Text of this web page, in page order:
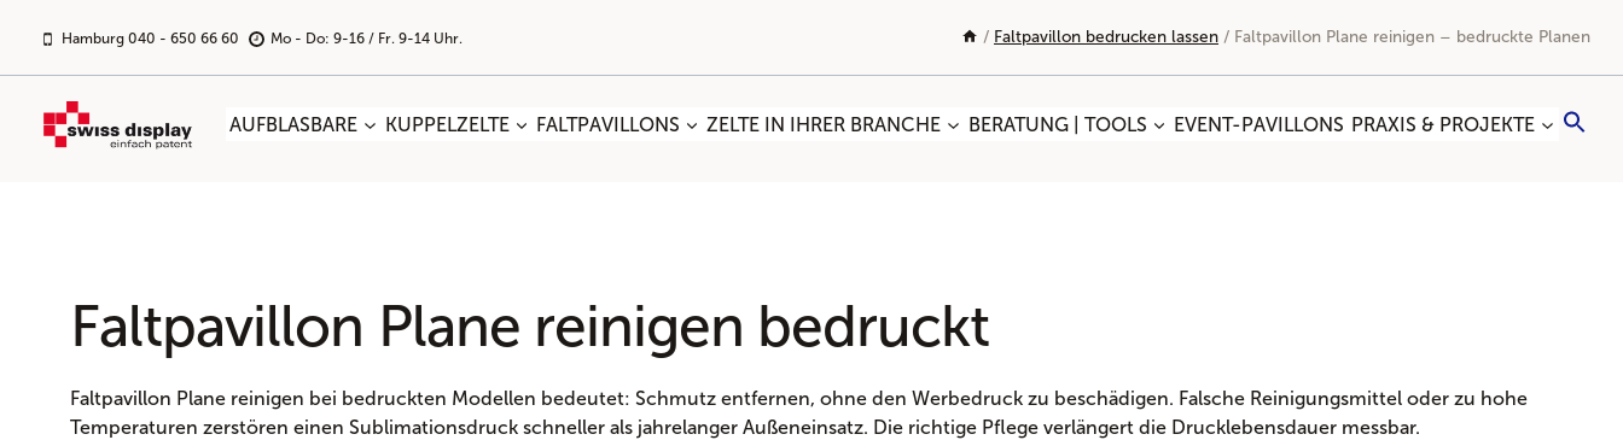
Inhalt
springen
Hamburg 040 - 650 66 60 Mo - Do: 9-16 / Fr. 9-14 Uhr. / Faltpavillon bedrucken lassen / Faltpavillon Plane reinigen – bedruckte Planen
AUFBLASBARE KUPPELZELTE FALTPAVILLONS ZELTE IN IHRER BRANCHE BERATUNG | TOOLS EVENT-PAVILLONS PRAXIS & PROJEKTE
Faltpavillon Plane reinigen bedruckt
Faltpavillon Plane reinigen bei bedruckten Modellen bedeutet: Schmutz entfernen, ohne den Werbedruck zu beschädigen. Falsche Reinigungsmittel oder zu hohe
Temperaturen zerstören einen Sublimationsdruck schneller als jahrelanger Außeneinsatz. Die richtige Pflege verlängert die Drucklebensdauer messbar.